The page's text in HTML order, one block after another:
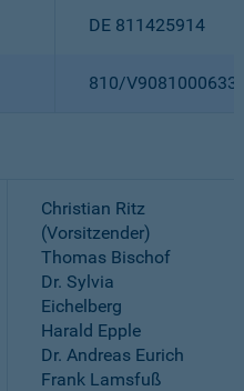
DE 811425914
810/
Christian Ritz
(Vorsitzender)
Thomas Bischof
Dr. Sylvia
Eichelberg
Harald Epple
Dr. Andreas Eurich
Frank Lamsfuß